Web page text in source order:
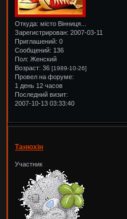
Откуда: місто Вінниця...
Зарегистрирован: 2007-03-11
Приглашений: 0
Сообщений: 136
Пол: Женский
Возраст: 36[1989-10-26]
Провел на форуме:
1 день 12 часов
Последний визит:
2007-10-13 03:33:40
Танюхін
Участник